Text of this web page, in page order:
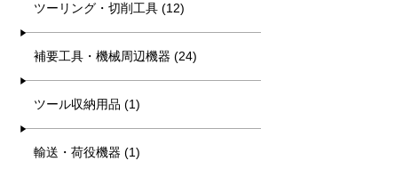
ツーリング・切削工具 (12)
補要工具・機械周辺機器 (24)
ツール収納用品 (1)
輸送・荷役機器 (1)